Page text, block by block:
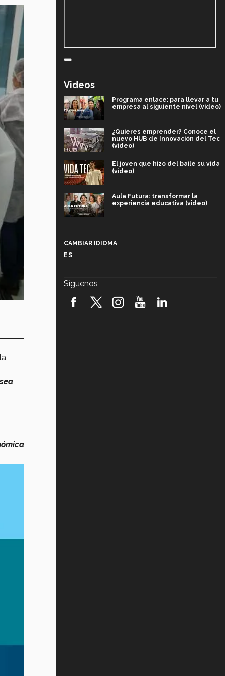
Videos
Programa enlace: para llevar a tu
empresa al siguiente nivel (video)
¿Quieres emprender? Conoce el
nuevo HUB de Innovación del Tec
(video)
El joven que hizo del baile su vida
(video)
Aula Futura: transformar la
experiencia educativa (video)
robótica FIRST 2026! (video)
CAMBIAR IDIOMA
ES
Síguenos